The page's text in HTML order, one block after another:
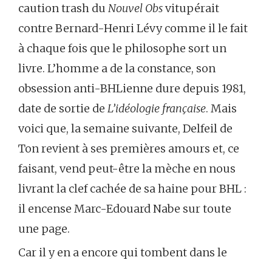
caution trash du Nouvel Obsvitupérait
contre Bernard-Henri Lévy comme il le fait
à chaque fois que le philosophe sort un
livre. L’homme a de la constance, son
obsession anti-BHLienne dure depuis 1981,
date de sortie de L’idéologie française. Mais
voici que, la semaine suivante, Delfeil de
Ton revient à ses premières amours et, ce
faisant, vend peut-être la mèche en nous
livrant la clef cachée de sa haine pour BHL :
il encense Marc-Edouard Nabe sur toute
une page.
Car il y en a encore qui tombent dans le